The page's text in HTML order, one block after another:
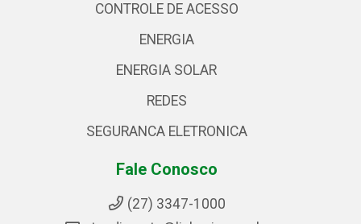
CONTROLE DE ACESSO
ENERGIA
ENERGIA SOLAR
REDES
SEGURANCA ELETRONICA
Fale Conosco
(27) 3347-1000